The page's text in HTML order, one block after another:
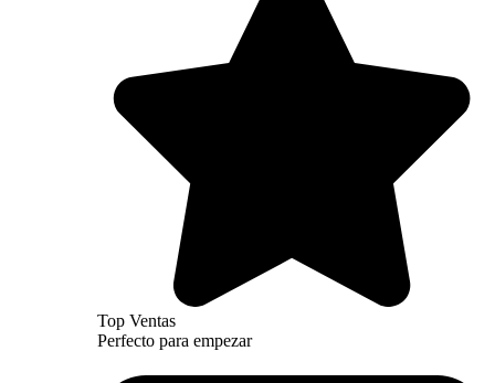
Top Ventas
Perfecto para empezar